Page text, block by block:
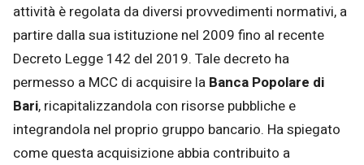
attività è regolata da diversi provvedimenti normativi, a
partire dalla sua istituzione nel 2009 fino al recente
Decreto Legge 142 del 2019. Tale decreto ha
permesso a MCC di acquisire la Banca Popolare di
Bari, ricapitalizzandola con risorse pubbliche e
integrandola nel proprio gruppo bancario. Ha spiegato
come questa acquisizione abbia contribuito a